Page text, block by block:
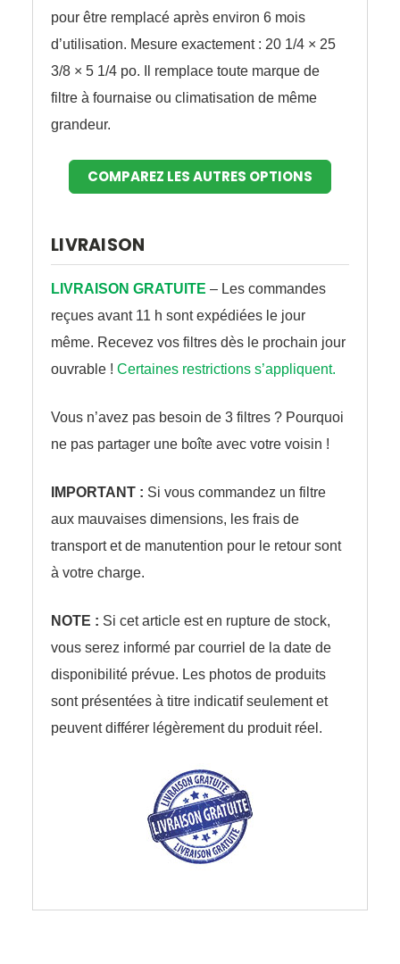
pour être remplacé après environ 6 mois
d’utilisation. Mesure exactement : 20 1/4 × 25
3/8 × 5 1/4 po. Il remplace toute marque de
filtre à fournaise ou climatisation de même
grandeur.
COMPAREZ LES AUTRES OPTIONS
LIVRAISON
LIVRAISON GRATUITE – Les commandes
reçues avant 11 h sont expédiées le jour
même. Recevez vos filtres dès le prochain jour
ouvrable ! Certaines restrictions s’appliquent.
Vous n’avez pas besoin de 3 filtres ? Pourquoi
ne pas partager une boîte avec votre voisin !
IMPORTANT : Si vous commandez un filtre
aux mauvaises dimensions, les frais de
transport et de manutention pour le retour sont
à votre charge.
NOTE : Si cet article est en rupture de stock,
vous serez informé par courriel de la date de
disponibilité prévue. Les photos de produits
sont présentées à titre indicatif seulement et
peuvent différer légèrement du produit réel.